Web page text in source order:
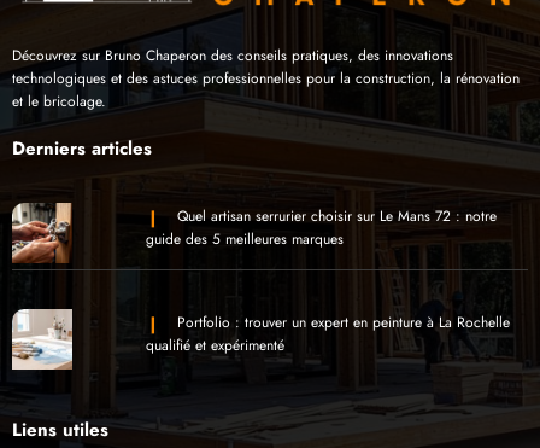
Découvrez sur Bruno Chaperon des conseils pratiques, des innovations
technologiques et des astuces professionnelles pour la construction, la rénovation
et le bricolage.
Derniers articles
Quel artisan serrurier choisir sur Le Mans 72 : notre
guide des 5 meilleures marques
Portfolio : trouver un expert en peinture à La Rochelle
qualifié et expérimenté
Liens utiles